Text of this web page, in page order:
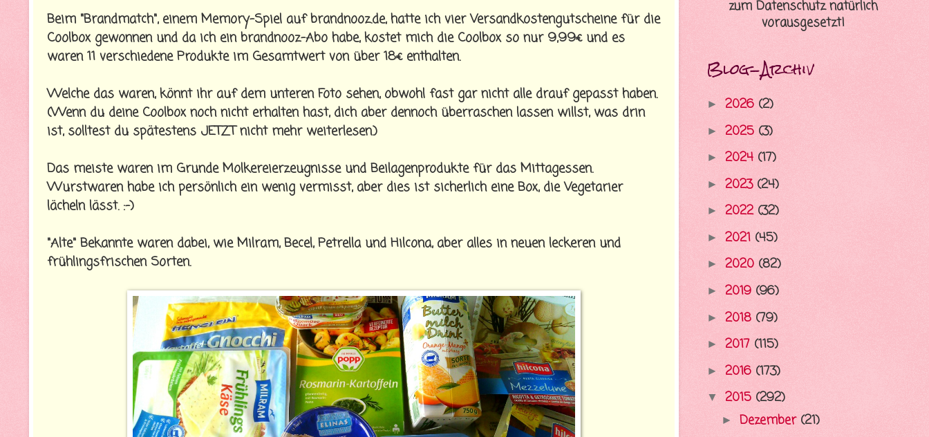
Beim "Brandmatch", einem Memory-Spiel auf brandnooz.de, hatte ich vier Versandkostengutscheine für die
Coolbox gewonnen und da ich ein brandnooz-Abo habe, kostet mich die Coolbox so nur 9,99€ und es
waren 11 verschiedene Produkte im Gesamtwert von über 18€ enthalten.
Welche das waren, könnt ihr auf dem unteren Foto sehen, obwohl fast gar nicht alle drauf gepasst haben.
(Wenn du deine Coolbox noch nicht erhalten hast, dich aber dennoch überraschen lassen willst, was drin
ist, solltest du spätestens JETZT nicht mehr weiterlesen.)
Das meiste waren im Grunde Molkereierzeugnisse und Beilagenprodukte für das Mittagessen.
Wurstwaren habe ich persönlich ein wenig vermisst, aber dies ist sicherlich eine Box, die Vegetarier
lächeln lässt. :-)
"Alte" Bekannte waren dabei, wie Milram, Becel, Petrella und Hilcona, aber alles in neuen leckeren und
frühlingsfrischen Sorten.
zum Datenschutz natürlich
vorausgesetzt!
Blog-Archiv
► 2026 (2)
► 2025 (3)
► 2024 (17)
► 2023 (24)
► 2022 (32)
► 2021 (45)
► 2020 (82)
► 2019 (96)
► 2018 (79)
► 2017 (115)
► 2016 (173)
▼ 2015 (292)
► Dezember (21)